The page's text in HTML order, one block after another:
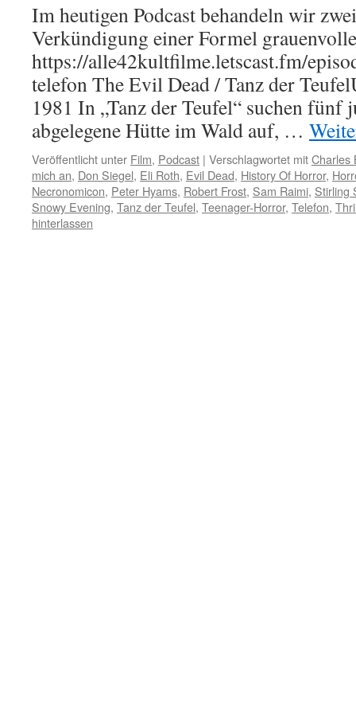
Im heutigen Podcast behandeln wir
Verkündigung einer Formel
https://alle42kultfilme.letscast.fm/
telefon The Evil Dead / Tanz der
1981 In „Tanz der Teufel“ suchen fünf
abgelegene Hütte im Wald auf, …
Veröffentlicht unter Film, Podcast | Verschlagwortet mitCharles
mich an, Don Siegel, Eli Roth, Evil Dead, History Of Horror,
Necronomicon, Peter Hyams, Robert Frost, Sam Raimi, Stirling
Snowy Evening, Tanz der Teufel, Teenager-Horror, Telefon,
hinterlassen